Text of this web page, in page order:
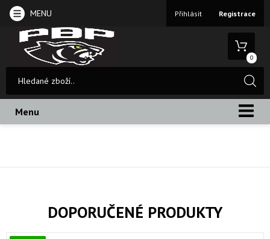
MENU Přihlásit Registrace
0
Menu
DOPORUČENÉ PRODUKTY